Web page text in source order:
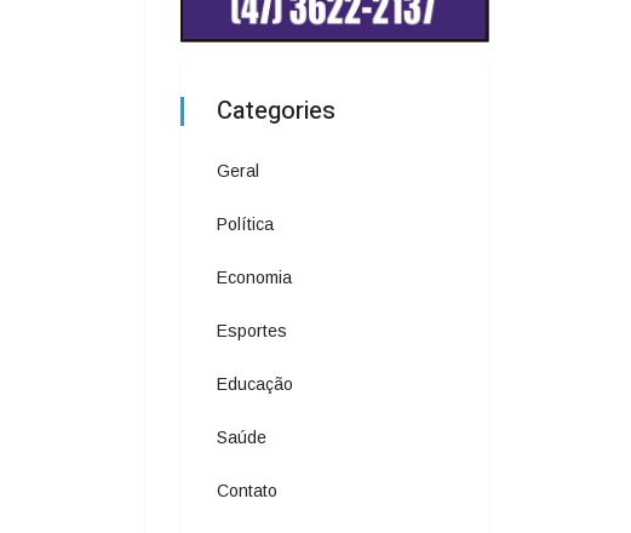
Categories
Geral
Política
Economia
Esportes
Educação
Saúde
Contato